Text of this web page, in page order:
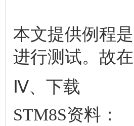
本文提供例程
进行测试。故
Ⅳ、下载
STM8S资料：